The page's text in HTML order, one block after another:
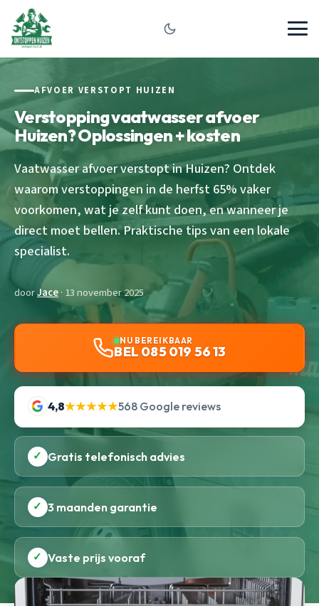
AFVOER VERSTOPT HUIZEN
Verstopping vaatwasser afvoer
Huizen? Oplossingen + kosten
Vaatwasser afvoer verstopt in Huizen? Ontdek
waarom verstoppingen in de herfst 65% vaker
voorkomen, wat je zelf kunt doen, en wanneer je
direct moet bellen. Praktische tips van een lokale
specialist.
doorJace· 13 november 2025
NU BEREIKBAAR
BEL 085 019 56 13
4,8★★★★★568 Google reviews
✓ Gratis telefonisch advies
✓ 3 maanden garantie
✓ Vaste prijs vooraf